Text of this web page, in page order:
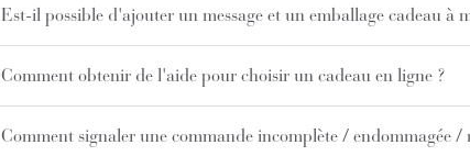
Est-il possible d'ajouter un message et un emballage cadeau à
Comment obtenir de l'aide pour choisir un cadeau en ligne ?
Comment signaler une commande incomplète / endommagée /